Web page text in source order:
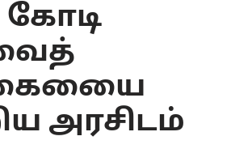
கோடி
அரசிடம்